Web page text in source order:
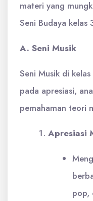
materi yang
Seni Budaya kelas
A. Seni Musik
Seni Musik di
pada apresiasi,
pemahaman teori
Apresiasi
pop,